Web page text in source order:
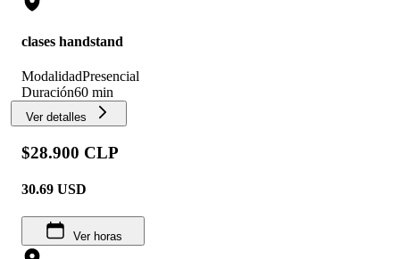
clases handstand
ModalidadPresencial
Duración60 min
Ver detalles
$28.900 CLP
30.69 USD
Ver horas